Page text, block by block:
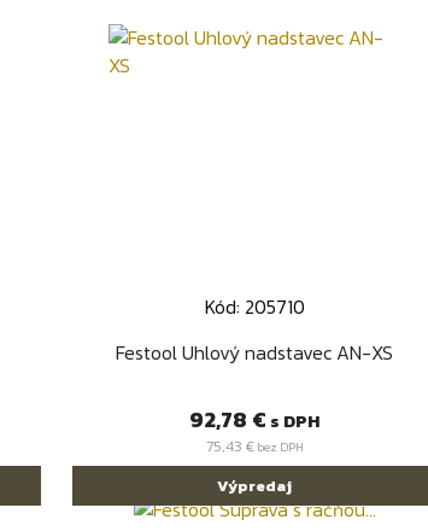
Kód: 205710
Festool Uhlový nadstavec AN-XS
Cena
92,78 € s DPH
75,43 €bez DPH
Rýchly náhľad
Výpredaj